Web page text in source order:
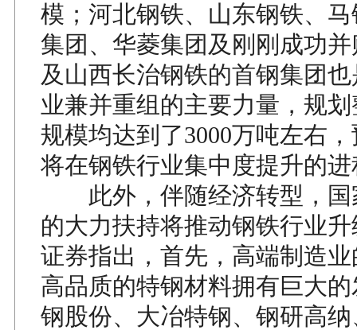
模；河北钢铁、山东钢铁、
集团、华菱集团及刚刚成功
及山西长治钢铁的首钢集团
业兼并重组的主要力量，规
规模均达到了3000万吨左右
将在钢铁行业集中度提升的
此外，伴随经济转型，国
的大力扶持将推动钢铁行业
证券指出，首先，高端制造
高品质的特钢材料拥有巨大
钢股份、大冶特钢、钢研高